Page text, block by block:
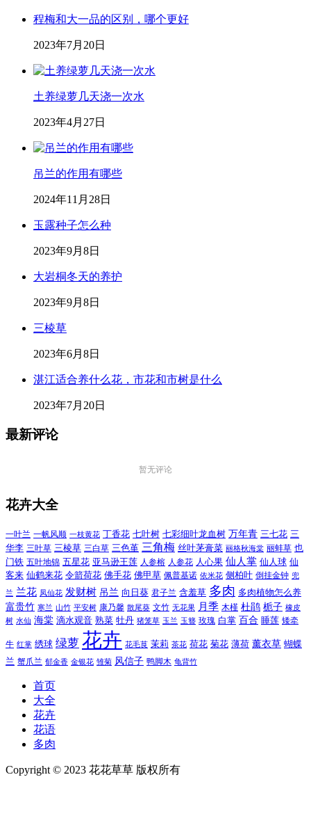
程梅和大一品的区别，哪个更好
2023年7月20日
土养绿萝几天浇一次水
2023年4月27日
吊兰的作用有哪些
2024年11月28日
玉露种子怎么种
2023年9月8日
大岩桐冬天的养护
2023年9月8日
三棱草
2023年6月8日
湛江适合养什么花，市花和市树是什么
2023年7月20日
最新评论
暂无评论
花卉大全
一叶兰 一帆风顺 一枝黄花 丁香花 七叶树 七彩细叶龙血树 万年青 三七花 三
华李 三叶草 三棱草 三白草 三色堇 三角梅 丝叶茅膏菜 丽格秋海棠 丽蚌草 也
门铁 五叶地锦 五星花 亚马逊王莲 人参榕 人参花 人心果 仙人掌 仙人球 仙
客来 仙鹤来花 令箭荷花 佛手花 佛甲草 佩普基诺 依米花 侧柏叶 倒挂金钟 兜
兰 兰花 凤仙花 发财树 吊兰 向日葵 君子兰 含羞草 多肉 多肉植物怎么养
富贵竹 寒兰 山竹 平安树 康乃馨 散尾葵 文竹 无花果 月季 木槿 杜鹃 栀子 橡皮
树 水仙 海棠 滴水观音 熟菜 牡丹 猪笼草 玉兰 玉簪 玫瑰 白掌 百合 睡莲 矮牵
牛 红掌 绣球 绿萝 花卉 花毛茛 茉莉 茶花 荷花 菊花 薄荷 薰衣草 蝴蝶
兰 蟹爪兰 郁金香 金银花 雏菊 风信子 鸭脚木 龟背竹
首页
大全
花卉
花语
多肉
Copyright © 2023 花花草草 版权所有